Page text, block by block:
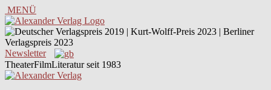
MENÜ
Newsletter
TheaterFilmLiteratur seit 1983